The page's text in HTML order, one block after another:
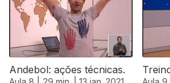
Andebol: ações técnicas.